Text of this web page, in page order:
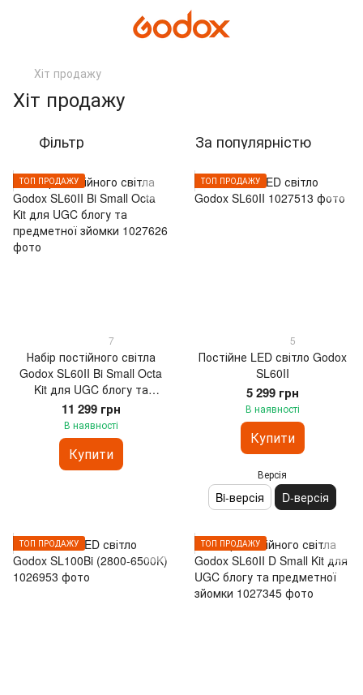
Хіт продажу
Хіт продажу
Фільтр За популярністю
ТОП ПРОДАЖУ
7
Набір постійного світла
Godox SL60II Bi Small Octa
Kit для UGC блогу та
предметної зйомки
11 299 грн
В наявності
Купити
ТОП ПРОДАЖУ
5
Постійне LED світло Godox
SL60II
5 299 грн
В наявності
Купити
Версія
Bi-версія D-версія
ТОП ПРОДАЖУ ТОП ПРОДАЖУ